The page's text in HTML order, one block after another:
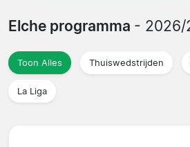
Elche programma - 2026/
Toon Alles Thuiswedstrijden
La Liga